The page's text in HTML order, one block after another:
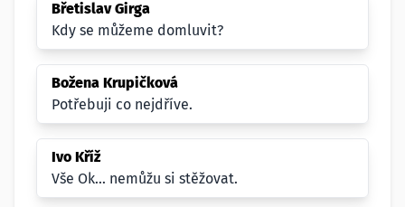
Břetislav Girga
Kdy se můžeme domluvit?
Božena Krupičková
Potřebuji co nejdříve.
Ivo Kříž
Vše Ok... nemůžu si stěžovat.